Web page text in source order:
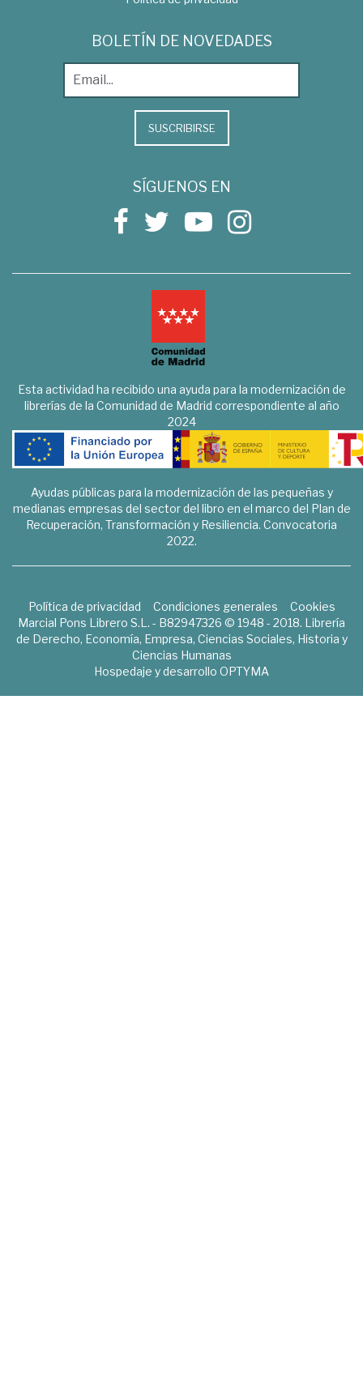
BOLETÍN DE NOVEDADES
SUSCRIBIRSE
SÍGUENOS EN
Esta actividad ha recibido una ayuda para la modernización de
librerías de la Comunidad de Madrid correspondiente al año
2024
Ayudas públicas para la modernización de las pequeñas y
medianas empresas del sector del libro en el marco del Plan de
Recuperación, Transformación y Resiliencia. Convocatoria
2022.
Política de privacidad Condiciones generales
Cookies
Marcial Pons Librero S.L. - B82947326 © 1948 - 2018. Librería
de Derecho, Economía, Empresa, Ciencias Sociales, Historia y
Ciencias Humanas
Hospedaje y desarrollo OPTYMA